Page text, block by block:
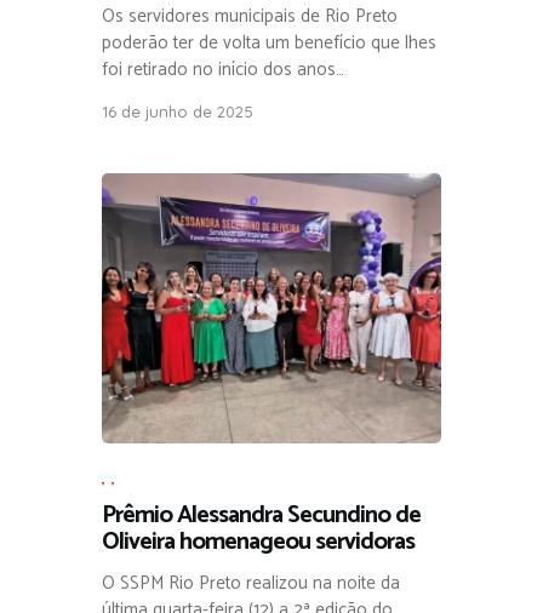
Os servidores municipais de Rio Preto
poderão ter de volta um benefício que lhes
foi retirado no início dos anos…
16 de junho de 2025
, ,
Prêmio Alessandra Secundino de
Oliveira homenageou servidoras
O SSPM Rio Preto realizou na noite da